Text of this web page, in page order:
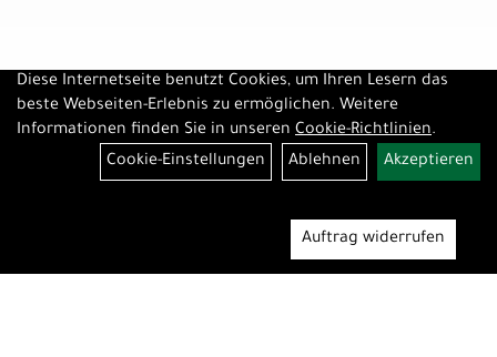
Diese Internetseite benutzt Cookies, um Ihren Lesern das
beste Webseiten-Erlebnis zu ermöglichen. Weitere
Informationen finden Sie in unseren Cookie-Richtlinien.
Cookie-Einstellungen
Ablehnen Akzeptieren
Auftrag widerrufen